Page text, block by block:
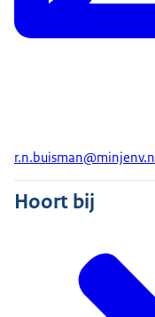
r.n.buisman@minjenv.nl
Hoort bij